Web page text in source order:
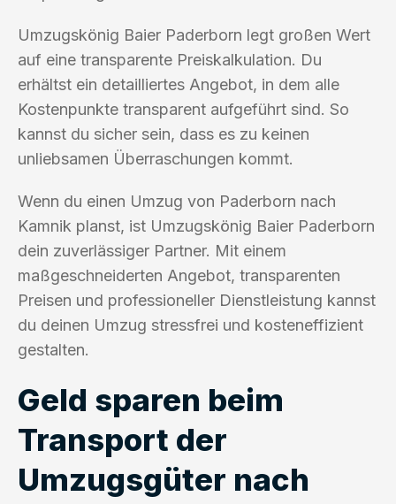
Umzugskönig Baier Paderborn legt großen Wert
auf eine transparente Preiskalkulation. Du
erhältst ein detailliertes Angebot, in dem alle
Kostenpunkte transparent aufgeführt sind. So
kannst du sicher sein, dass es zu keinen
unliebsamen Überraschungen kommt.
Wenn du einen Umzug von Paderborn nach
Kamnik planst, ist Umzugskönig Baier Paderborn
dein zuverlässiger Partner. Mit einem
maßgeschneiderten Angebot, transparenten
Preisen und professioneller Dienstleistung kannst
du deinen Umzug stressfrei und kosteneffizient
gestalten.
Geld sparen beim
Transport der
Umzugsgüter nach